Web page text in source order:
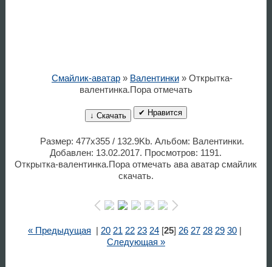
Смайлик-аватар» Валентинки» Открытка-
валентинка.Пора отмечать
↓ Скачать ✔ Нравится
Размер: 477x355 / 132.9Kb. Альбом: Валентинки.
Добавлен: 13.02.2017. Просмотров: 1191.
Открытка-валентинка.Пора отмечать ава аватар смайлик
скачать.
« Предыдущая 20 21 22 23 24[25] 26 27 28 29 30|
Следующая »